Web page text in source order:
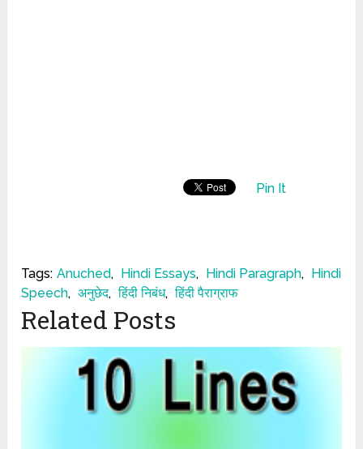
Pin It
Tags: Anuched, Hindi Essays, Hindi Paragraph,
Hindi
Speech, अनुछेद, हिंदी निबंध, हिंदी पैराग्राफ
Related Posts